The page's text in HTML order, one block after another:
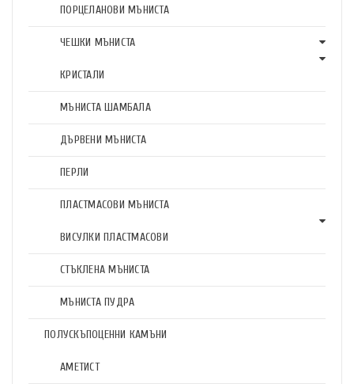
ПОРЦЕЛАНОВИ МЪНИСТА
ЧЕШКИ МЪНИСТА
КРИСТАЛИ
МЪНИСТА ШАМБАЛА
ДЪРВЕНИ МЪНИСТА
ПЕРЛИ
ПЛАСТМАСОВИ МЪНИСТА
ВИСУЛКИ ПЛАСТМАСОВИ
СТЪКЛЕНА МЪНИСТА
МЪНИСТА ПУДРА
ПОЛУСКЪПОЦЕННИ КАМЪНИ
АМЕТИСТ